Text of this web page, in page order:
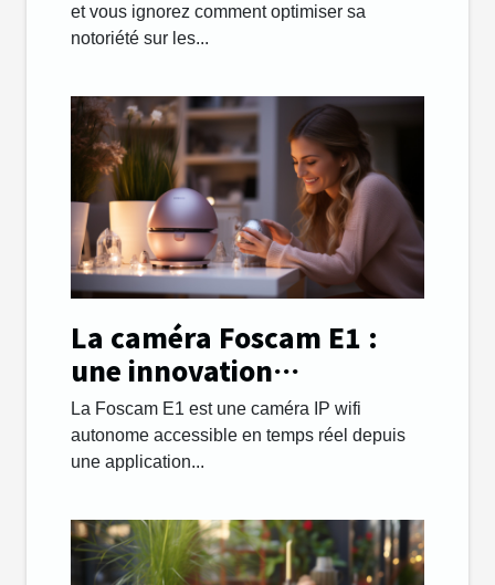
et vous ignorez comment optimiser sa
notoriété sur les...
La caméra Foscam E1 :
une innovation
technologique
performante !
La Foscam E1 est une caméra IP wifi
autonome accessible en temps réel depuis
une application...